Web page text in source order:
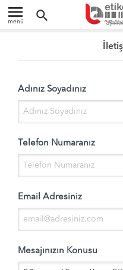
menu
menü search
Adınız Soyadınız
Telefon Numaranız
Email Adresiniz
Mesajınızın Konusu